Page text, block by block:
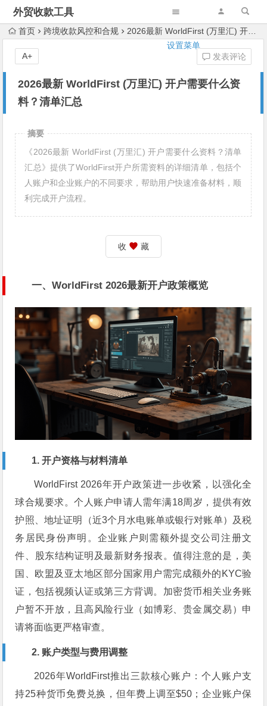
外贸收款工具
设置菜单
首页 跨境收款风控和合规 2026最新 WorldFirst (万里汇) 开户需要什么资料？清单汇总
2026最新 WorldFirst (万里汇) 开户需要什么资
料？清单汇总
发表评论
A+
摘要
《2026最新 WorldFirst (万里汇) 开户需要什么资料？清单
汇总》提供了WorldFirst开户所需资料的详细清单，包括个
人账户和企业账户的不同要求，帮助用户快速准备材料，顺
利完成开户流程。
收 藏
一、WorldFirst 2026最新开户政策概览
1. 开户资格与材料清单
WorldFirst 2026年开户政策进一步收紧，以强化全
球合规要求。个人账户申请人需年满18周岁，提供有效
护照、地址证明（近3个月水电账单或银行对账单）及税
务居民身份声明。企业账户则需额外提交公司注册文
件、股东结构证明及最新财务报表。值得注意的是，美
国、欧盟及亚太地区部分国家用户需完成额外的KYC验
证，包括视频认证或第三方背调。加密货币相关业务账
户暂不开放，且高风险行业（如博彩、贵金属交易）申
请将面临更严格审查。
2. 账户类型与费用调整
2026年WorldFirst推出三款核心账户：个人账户支
持25种货币免费兑换，但年费上调至$50；企业账户保